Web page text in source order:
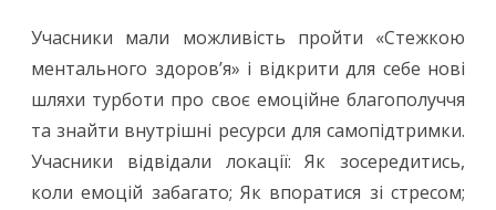
Учасники мали можливість пройти «Стежкою
ментального здоров’я» і відкрити для себе нові
шляхи турботи про своє емоційне благополуччя
та знайти внутрішні ресурси для самопідтримки.
Учасники відвідали локації: Як зосередитись,
коли емоцій забагато; Як впоратися зі стресом;